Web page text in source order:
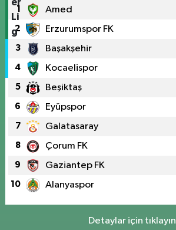
1 Amed
2 Erzurumspor FK
3 Başakşehir
4 Kocaelispor
5 Beşiktaş
6 Eyüpspor
7 Galatasaray
8 Çorum FK
9 Gaziantep FK
10 Alanyaspor
Detaylar için tıklayın